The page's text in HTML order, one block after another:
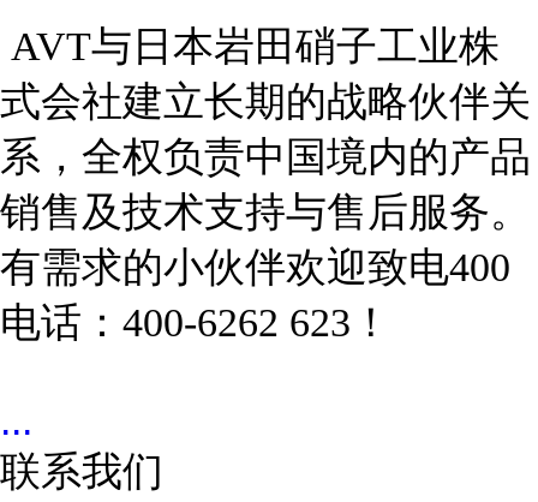
AVT与日本岩田硝子工业株
式会社建立长期的战略伙伴关
系，全权负责中国境内的产品
销售及技术支持与售后服务。
有需求的小伙伴欢迎致电400
电话：400-6262 623！
...
联系我们